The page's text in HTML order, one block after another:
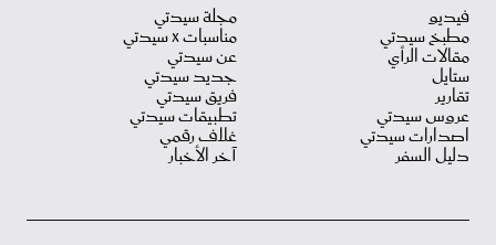
فيديو
مطبخ سيدتي
مقالات الرأي
ستايل
تقارير
عروس سيدتي
اصدارات سيدتي
دليل السفر
مجلة سيدتي
مناسبات X سيدتي
عن سيدتي
جديد سيدتي
فريق سيدتي
تطبيقات سيدتي
غلاف رقمي
آخر الأخبار